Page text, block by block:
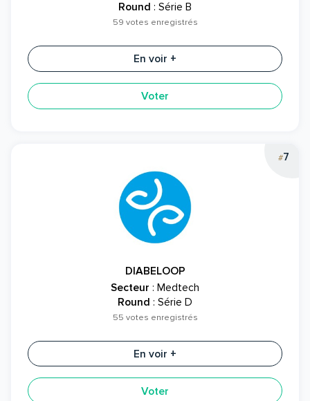
Round : Série B
59 votes enregistrés
En voir +
Voter
#7
DIABELOOP
Secteur : Medtech
Round : Série D
55 votes enregistrés
En voir +
Voter